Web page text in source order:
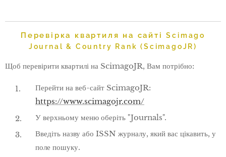
Перевірка квартиля на сайтіScimago
Journal & Country Rank (ScimagoJR)
Щоб перевірити квартилі на ScimagoJR, Вам потрібно:
Перейти на веб-сайт ScimagoJR:
https://www.scimagojr.com/
У верхньому меню оберіть "Journals".
Введіть назву або ISSN журналу, який вас цікавить, у
поле пошуку.